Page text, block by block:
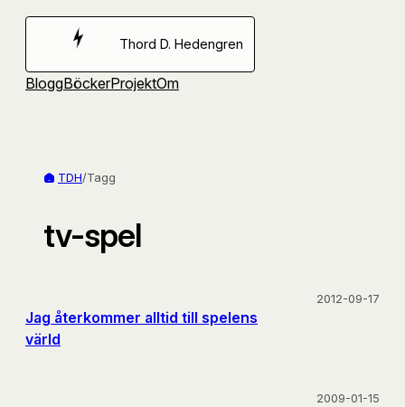
Hoppa
Thord D. Hedengren
BloggBöckerProjektOm
TDH/Tagg
tv-spel
Jag återkommer alltid till spelens
värld
2012-09-17
2009-01-15